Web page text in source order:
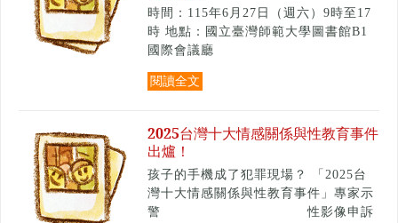
時間：115年6月27日（週六）9時至17
時 地點：國立臺灣師範大學圖書館B1
國際會議廳
閱讀全文
2025台灣十大情感關係與性教育事件
出爐！
孩子的手機成了犯罪現場？ 「2025台
灣十大情感關係與性教育事件」專家示
警 性影像申訴